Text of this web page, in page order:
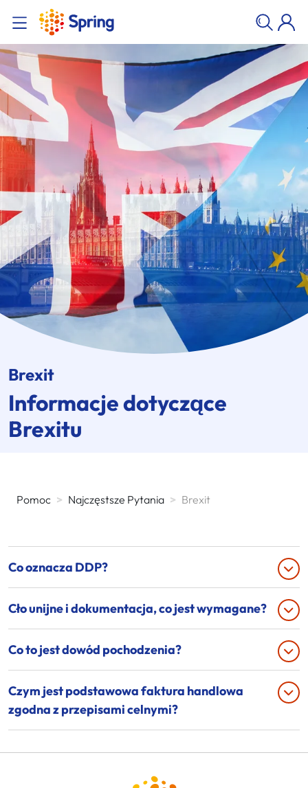
Brexit
Informacje dotyczące
Brexitu
Pomoc > Najczęstsze Pytania > Brexit
Co oznacza DDP?
Cło unijne i dokumentacja, co jest wymagane?
Co to jest dowód pochodzenia?
Czym jest podstawowa faktura handlowa
zgodna z przepisami celnymi?